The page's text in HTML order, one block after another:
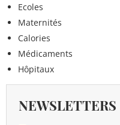
Ecoles
Maternités
Calories
Médicaments
Hôpitaux
NEWSLETTERS